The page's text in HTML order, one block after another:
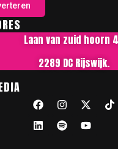
Laan van zuid hoorn
2289 DC Rijswijk.